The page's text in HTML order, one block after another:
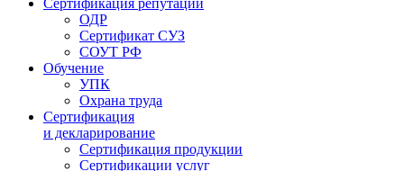
Сертификация репутации
ОДР
Сертификат СУЗ
СОУТ РФ
Обучение
УПК
Охрана труда
Сертификация
и декларирование
Сертификация продукции
Сертификации услуг